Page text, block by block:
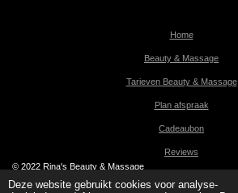
Deze website gebruikt cookies voor analyse-
Home
Beauty & Massage
Tarieven Beauty & Massage
Plan afspraak
Cadeaubon
Reviews
© 2022 Rina's Beauty & Massage
Powered byJouwWeb